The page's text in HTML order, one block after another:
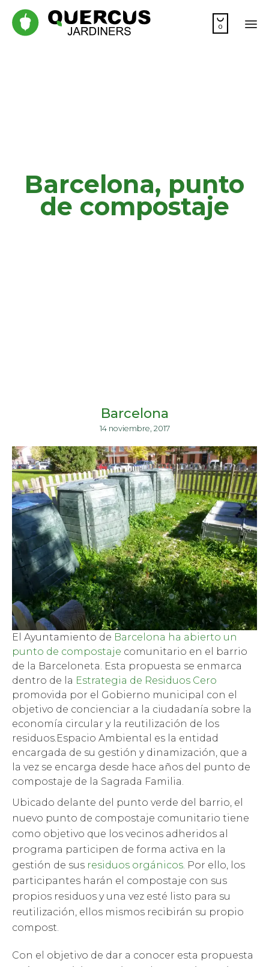

0
Barcelona, punto
de compostaje
Barcelona
14 noviembre, 2017
El Ayuntamiento de Barcelona ha abierto un
punto de compostaje comunitario en el barrio
de la Barceloneta. Esta propuesta se enmarca
dentro de la Estrategia de Residuos Cero
promovida por el Gobierno municipal con el
objetivo de concienciar a la ciudadanía sobre la
economía circular y la reutilización de los
residuos.Espacio Ambiental es la entidad
encargada de su gestión y dinamización, que a
la vez se encarga desde hace años del punto de
compostaje de la Sagrada Familia.
Ubicado delante del punto verde del barrio, el
nuevo punto de compostaje comunitario tiene
como objetivo que los vecinos adheridos al
programa participen de forma activa en la
gestión de sus residuos orgánicos. Por ello, los
participantes harán el compostaje con sus
propios residuos y una vez esté listo para su
reutilización, ellos mismos recibirán su propio
compost.
Con el objetivo de dar a conocer esta propuesta